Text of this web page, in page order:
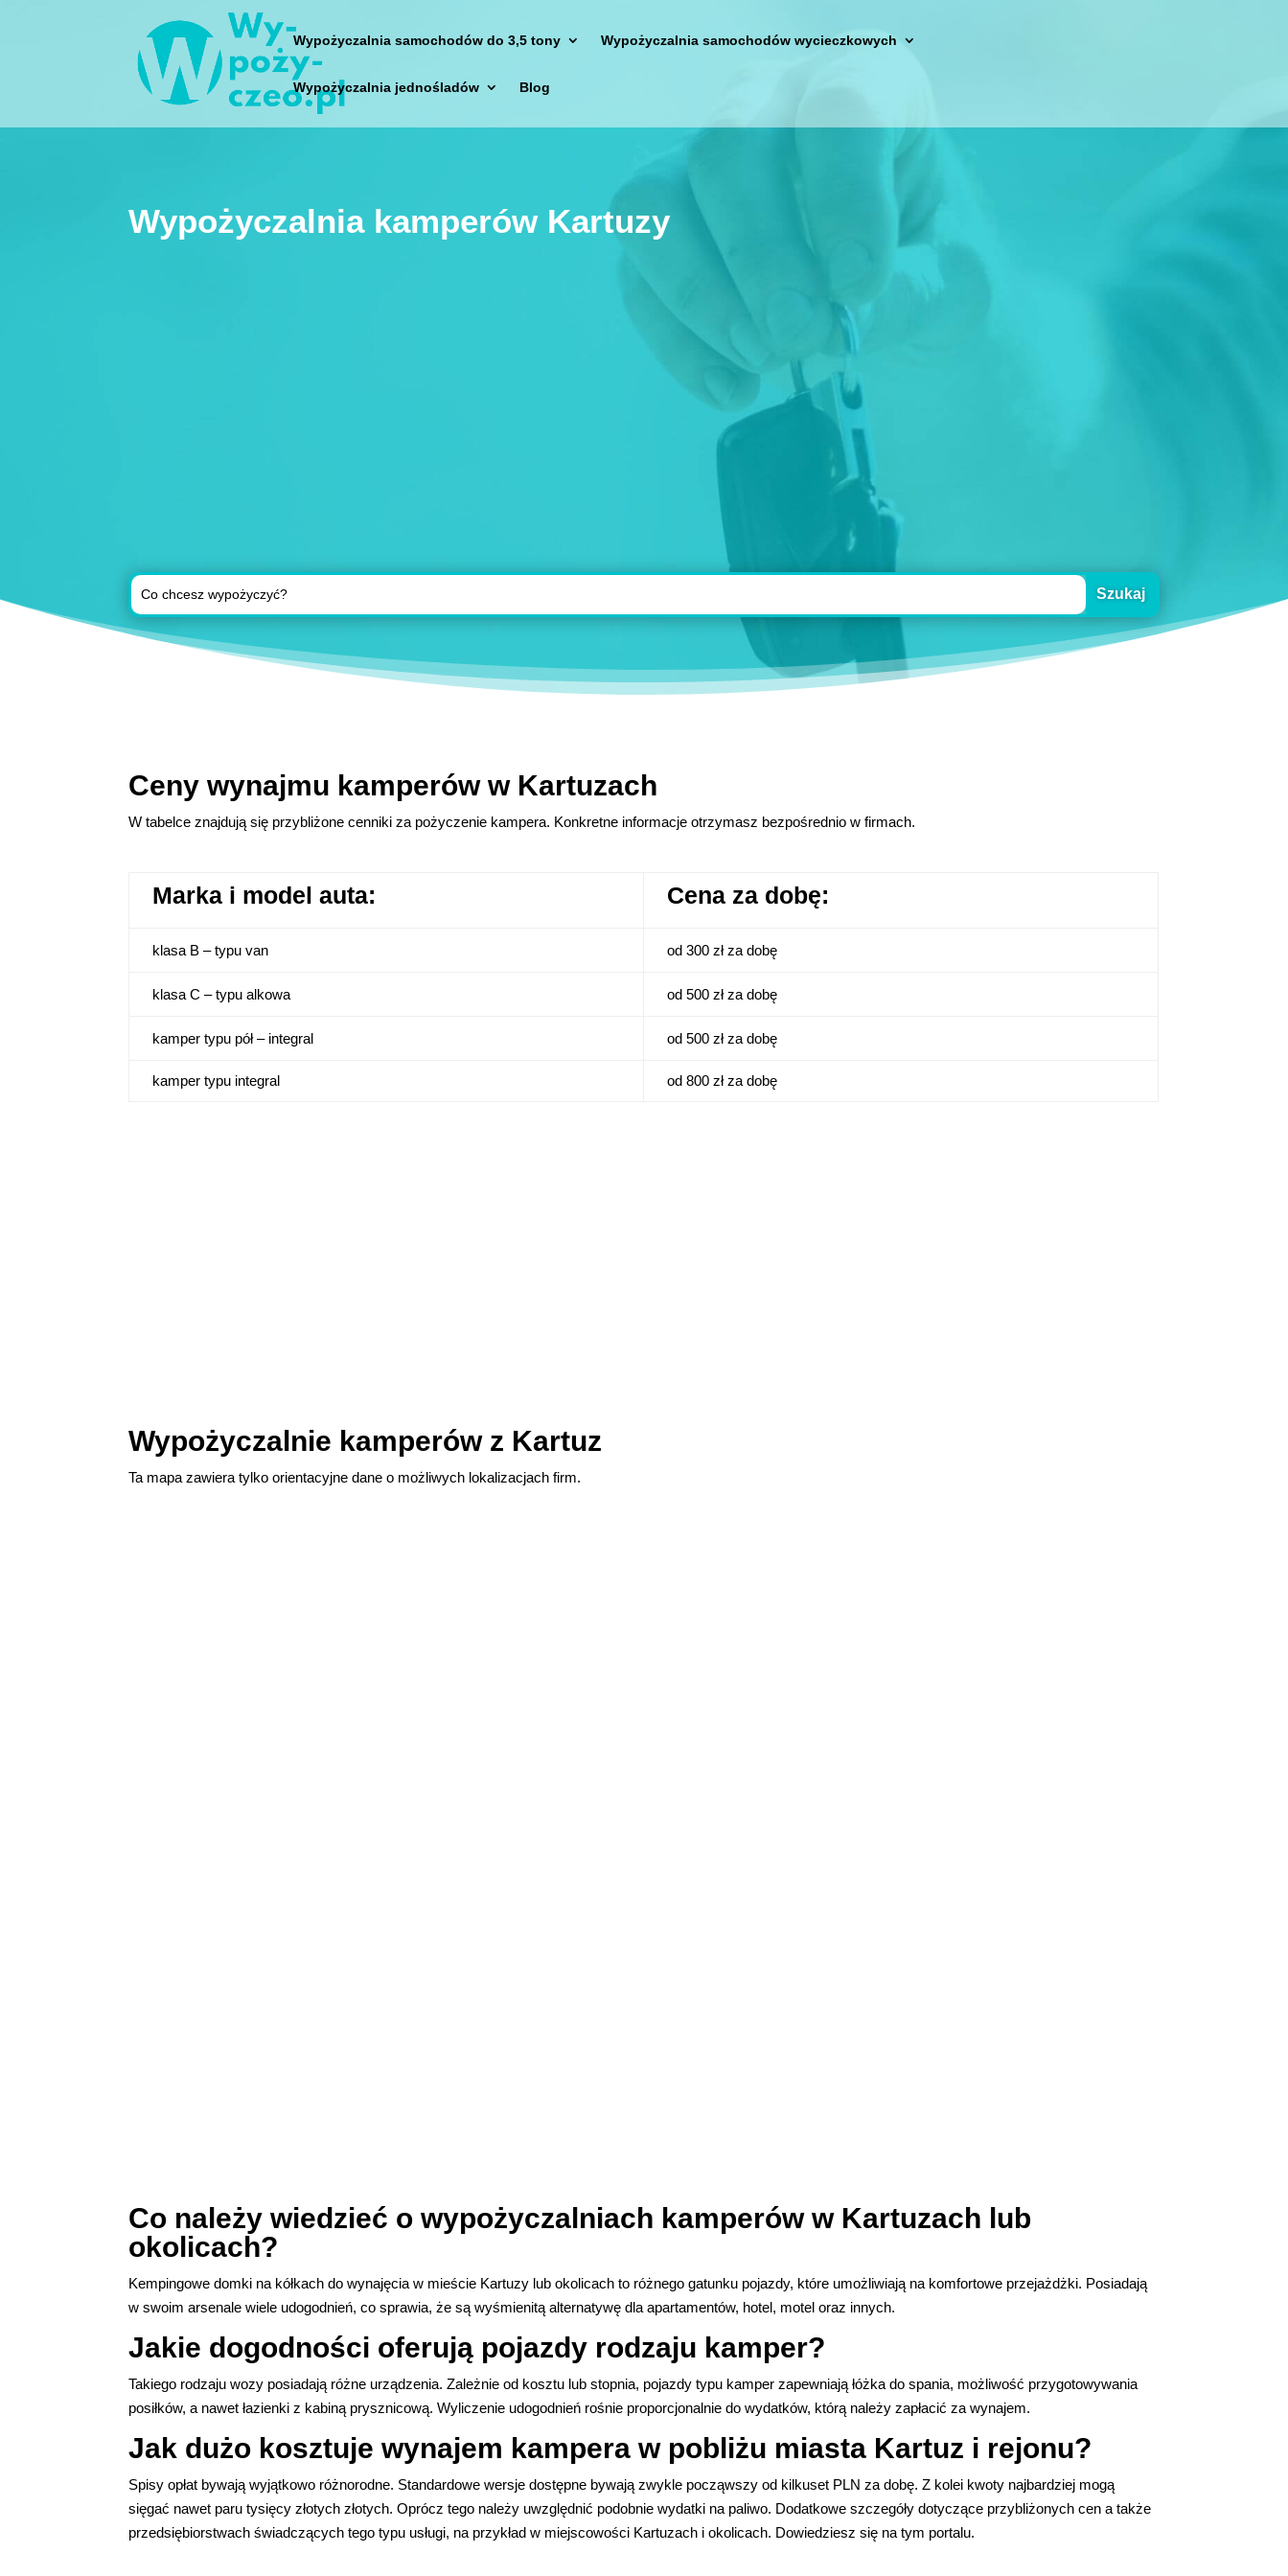
Wypożyczalnia samochodów do 3,5 tony Wypożyczalnia samochodów wycieczkowych
Wypożyczalnia jednośladów Blog
Wypożyczalnia kamperów Kartuzy
Ceny wynajmu kamperów w Kartuzach
W tabelce znajdują się przybliżone cenniki za pożyczenie kampera. Konkretne informacje otrzymasz bezpośrednio w firmach.
Marka i model auta: Cena za dobę:
klasa B – typu van od 300 zł za dobę
klasa C – typu alkowa od 500 zł za dobę
kamper typu pół – integral od 500 zł za dobę
kamper typu integral od 800 zł za dobę
Wypożyczalnie kamperów z Kartuz
Ta mapa zawiera tylko orientacyjne dane o możliwych lokalizacjach firm.
Co należy wiedzieć o wypożyczalniach kamperów w Kartuzach lub
okolicach?
Kempingowe domki na kółkach do wynajęcia w mieście Kartuzy lub okolicach to różnego gatunku pojazdy, które umożliwiają na komfortowe przejażdżki. Posiadają
w swoim arsenale wiele udogodnień, co sprawia, że są wyśmienitą alternatywę dla apartamentów, hotel, motel oraz innych.
Jakie dogodności oferują pojazdy rodzaju kamper?
Takiego rodzaju wozy posiadają różne urządzenia. Zależnie od kosztu lub stopnia, pojazdy typu kamper zapewniają łóżka do spania, możliwość przygotowywania
posiłków, a nawet łazienki z kabiną prysznicową. Wyliczenie udogodnień rośnie proporcjonalnie do wydatków, którą należy zapłacić za wynajem.
Jak dużo kosztuje wynajem kampera w pobliżu miasta Kartuz i rejonu?
Spisy opłat bywają wyjątkowo różnorodne. Standardowe wersje dostępne bywają zwykle począwszy od kilkuset PLN za dobę. Z kolei kwoty najbardziej mogą
sięgać nawet paru tysięcy złotych złotych. Oprócz tego należy uwzględnić podobnie wydatki na paliwo. Dodatkowe szczegóły dotyczące przybliżonych cen a także
przedsiębiorstwach świadczących tego typu usługi, na przykład w miejscowości Kartuzach i okolicach. Dowiedziesz się na tym portalu.